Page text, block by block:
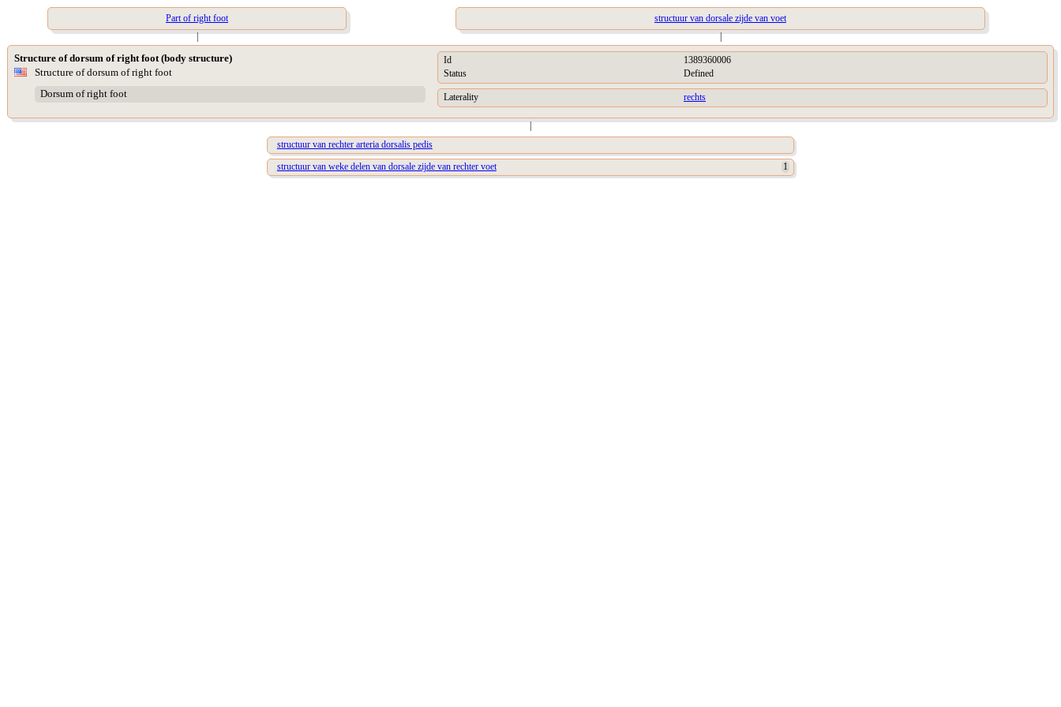
Part of right foot
structuur van dorsale zijde van voet
|
|
Structure of dorsum of right foot (body structure)
Structure of dorsum of right foot
Dorsum of right foot
Id
1389360006
Status
Defined
Laterality rechts
|
structuur van rechter arteria dorsalis pedis
structuur van weke delen van dorsale zijde van rechter voet
1